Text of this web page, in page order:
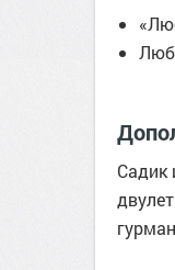
Садик